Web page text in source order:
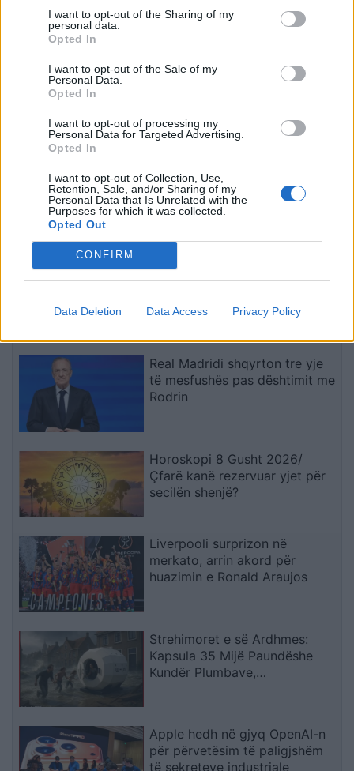
I want to opt-out of the Sharing of my
personal data.
Opted In
I want to opt-out of the Sale of my
Personal Data.
Opted In
I want to opt-out of processing my
Personal Data for Targeted Advertising.
Opted In
I want to opt-out of Collection, Use,
Retention, Sale, and/or Sharing of my
Personal Data that Is Unrelated with the
Purposes for which it was collected.
Opted Out
CONFIRM
Data Deletion Data Access Privacy Policy
Përfundon protesta e 69-
të kundër kryeministrit,
Ramës dhe Berishës:
“Nesër do të jemi më
Flakët përfshijnë një
nën kontroll
Përplasje për emigrantët
në Ceuta, Spanja rikthen
udhëtarëve nga Italia
Real Madridi shqyrton tre yje
të mesfushës pas dështimit me
Rodrin
Horoskopi 8 Gusht 2026/
Çfarë kanë rezervuar yjet për
secilën shenjë?
Liverpooli surprizon në
merkato, arrin akord për
huazimin e Ronald Araujos
Strehimoret e së Ardhmes:
Kapsula 35 Mijë Paundëshe
Kundër Plumbave,
Apple hedh në gjyq OpenAI-n
për përvetësim të paligjshëm
të sekreteve industriale